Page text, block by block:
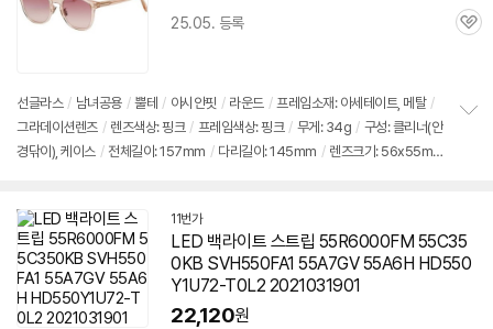
25.05. 등록
관
선글라스 / 남녀공용 / 뿔테 / 아시안핏 / 라운드 / 프레임소재: 아세테이트, 메탈 /
그라데이션렌즈 / 렌즈색상: 핑크 / 프레임색상: 핑크 / 무게: 34g / 구성: 클리너(안
경닦이), 케이스 / 전체길이: 157mm / 다리길이: 145mm / 렌즈크기: 56x55m
11번가
LED 백라이트 스트립 55R6000FM 55C35
0KB SVH550FA1 55A7GV 55A6H HD550
Y1U72-T0L2 2021031901
22,120원